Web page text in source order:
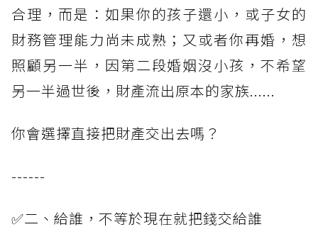
合理，而是：如果你的孩子還小，或子女的
財務管理能力尚未成熟；又或者你再婚，想
照顧另一半，因第二段婚姻沒小孩，不希望
另一半過世後，財產流出原本的家族......
你會選擇直接把財產交出去嗎？
------
✅二、給誰，不等於現在就把錢交給誰